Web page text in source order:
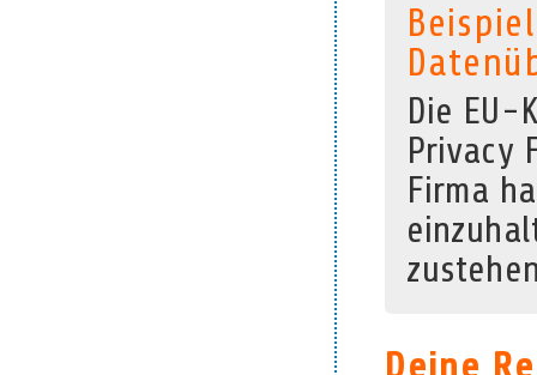
Die EU-
Privacy
Firma